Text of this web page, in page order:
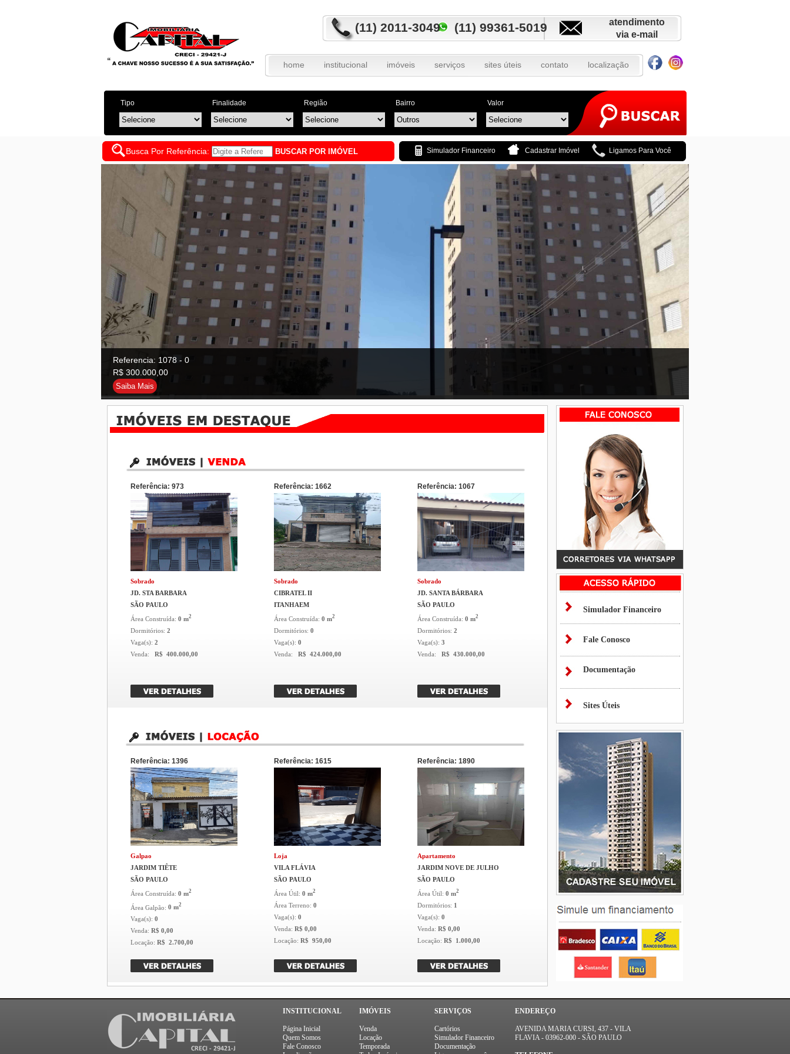
(11) 2011-3049 (11) 99361-5019
atendimento
via e-mail
home institucional imóveis serviços sites úteis contato localização
Tipo Finalidade Região Bairro Valor
Busca Por Referência: BUSCAR POR IMÓVEL Simulador Financeiro Cadastrar Imóvel Ligamos Para Você
Referencia: 1078 - 0
R$ 300.000,00
Saiba Mais
Referência: 973
Sobrado
JD. STA BARBARA
SÃO PAULO
Área Construída: 0 m2
Dormitórios: 2
Vaga(s): 2
Venda:
R$ 400.000,00
Referência: 1662
Sobrado
CIBRATEL II
ITANHAEM
Área Construída: 0 m2
Dormitórios: 0
Vaga(s): 0
Venda:
R$ 424.000,00
Referência: 1067
Sobrado
JD. SANTA BÁRBARA
SÃO PAULO
Área Construída: 0 m2
Dormitórios: 2
Vaga(s): 3
Venda:
R$ 430.000,00
Referência: 1396
Galpao
JARDIM TIÊTE
SÃO PAULO
Área Construída: 0 m2
Área Galpão: 0 m2
Vaga(s): 0
Venda: R$ 0,00
Locação: R$ 2.700,00
Referência: 1615
Loja
VILA FLÁVIA
SÃO PAULO
Área Útil: 0 m2
Área Terreno: 0
Vaga(s): 0
Venda: R$ 0,00
Locação: R$ 950,00
Referência: 1890
Apartamento
JARDIM NOVE DE JULHO
SÃO PAULO
Área Útil: 0 m2
Dormitórios: 1
Vaga(s): 0
Venda: R$ 0,00
Locação: R$ 1.000,00
Simulador Financeiro
Fale Conosco
Documentação
Sites Úteis
INSTITUCIONAL
Página Inicial
Quem Somos
Fale Conosco
IMÓVEIS
Venda
Locação
Temporada
SERVIÇOS
Cartórios
Simulador Financeiro
Documentação
ENDEREÇO
AVENIDA MARIA CURSI, 437 - VILA
FLAVIA - 03962-000 - SÃO PAULO